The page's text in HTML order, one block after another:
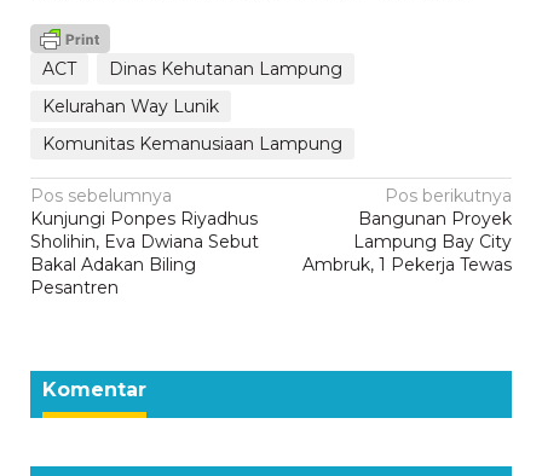
ACT
Dinas Kehutanan Lampung
Kelurahan Way Lunik
Komunitas Kemanusiaan Lampung
Navigasi
pos
Pos sebelumnya
Kunjungi Ponpes Riyadhus
Sholihin, Eva Dwiana Sebut
Bakal Adakan Biling
Pesantren
Pos berikutnya
Bangunan Proyek
Lampung Bay City
Ambruk, 1 Pekerja Tewas
Komentar